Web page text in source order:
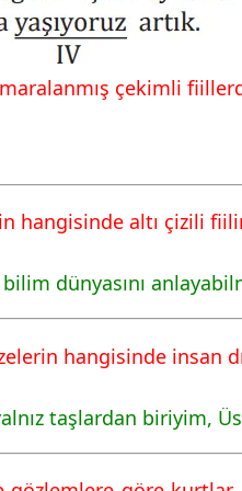
çekimli
hangisinde altı çizili
bilim dünyasını
hangisinde insan
taşlardan biriyim,